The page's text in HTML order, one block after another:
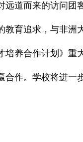
远道而来的访问
教育追求，与非
养合作计划》重
合作。学校将进